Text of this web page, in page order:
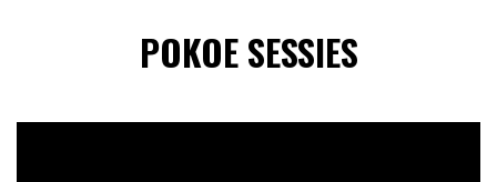
POKOE SESSIES